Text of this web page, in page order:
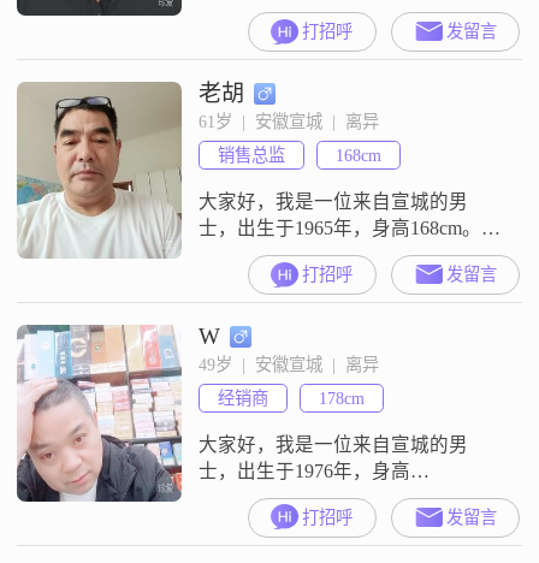
喝点小酒，但不酗酒。体型有些许
胖，在意的勿扰，不找太强势的女
性，其他随缘。真诚寻找另一半，
真心很贵不会逢人就给。
打招呼 发留言
老胡
61岁  |  安徽宣城  |  离异
销售总监
168cm
大家好，我是一位来自宣城的男
士，出生于1965年，身高168cm。我
的月收入在5001到8000元之间，目
前从事一份稳定的工作。虽然我的
学历是高中及以下，但我一直保持
着学习的热情，努力提升自己的能
力。在生活中，我性格稳重可靠，
成熟稳重，注重家庭和事业的平
衡。我勤俭节约，不会盲目追求物
质享受，更看重的是生活的质量和
幸福感
打招呼 发留言
W
49岁  |  安徽宣城  |  离异
经销商
178cm
大家好，我是一位来自宣城的男
士，出生于1976年，身高
178cm##3002##我的月收入在8001到
12000元之间，学历为高中及以下
##3002##我性格稳重可靠，责任感
打招呼 发留言